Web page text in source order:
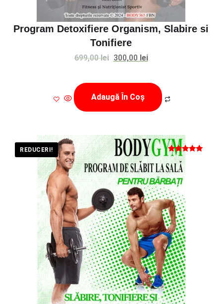
Program Detoxifiere Organism, Slabire si
Tonifiere
699,00lei Prețul
a
fost:
699,00 lei.
300,00 leiPrețul
este:
300,00 lei.
Adaugă În Coș
REDUCERI!
Evaluat la
5
din 5